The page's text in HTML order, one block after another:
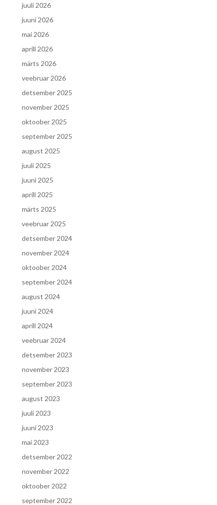
juuli 2026
juuni 2026
mai 2026
aprill 2026
märts 2026
veebruar 2026
detsember 2025
november 2025
oktoober 2025
september 2025
august 2025
juuli 2025
juuni 2025
aprill 2025
märts 2025
veebruar 2025
detsember 2024
november 2024
oktoober 2024
september 2024
august 2024
juuni 2024
aprill 2024
veebruar 2024
detsember 2023
november 2023
september 2023
august 2023
juuli 2023
juuni 2023
mai 2023
detsember 2022
november 2022
oktoober 2022
september 2022